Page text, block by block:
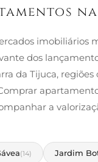
imobiliários
dos
da Tijuca,
a
(14) Jardim